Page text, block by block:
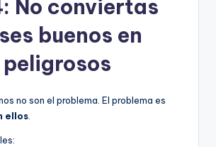
No conviertas
buenos en
peligrosos
no son el problema. El problema es
ellos.